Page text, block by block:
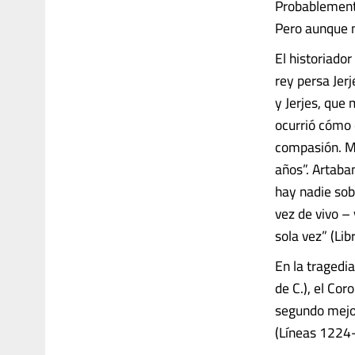
Pero
El
rey persa
y Jerjes, que
ocurrió
compasión.
años”.
hay nadie
vez de vivo
sola vez”
En la
de C.), el
segundo
(Líneas